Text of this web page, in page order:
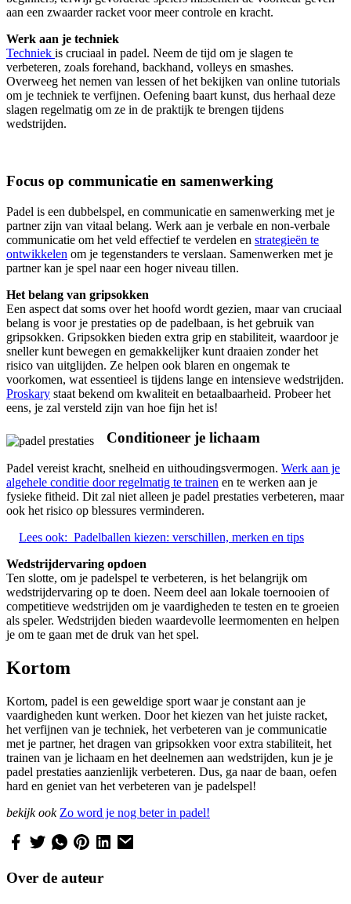
aan een zwaarder racket voor meer controle en kracht.
Werk aan je techniek
Techniek is cruciaal in padel. Neem de tijd om je slagen te
verbeteren, zoals forehand, backhand, volleys en smashes.
Overweeg het nemen van lessen of het bekijken van online tutorials
om je techniek te verfijnen. Oefening baart kunst, dus herhaal deze
slagen regelmatig om ze in de praktijk te brengen tijdens
wedstrijden.
Focus op communicatie en samenwerking
Padel is een dubbelspel, en communicatie en samenwerking met je
partner zijn van vitaal belang. Werk aan je verbale en non-verbale
communicatie om het veld effectief te verdelen en strategieën te
ontwikkelen om je tegenstanders te verslaan. Samenwerken met je
partner kan je spel naar een hoger niveau tillen.
Het belang van gripsokken
Een aspect dat soms over het hoofd wordt gezien, maar van cruciaal
belang is voor je prestaties op de padelbaan, is het gebruik van
gripsokken. Gripsokken bieden extra grip en stabiliteit, waardoor je
sneller kunt bewegen en gemakkelijker kunt draaien zonder het
risico van uitglijden. Ze helpen ook blaren en ongemak te
voorkomen, wat essentieel is tijdens lange en intensieve wedstrijden.
Proskary staat bekend om kwaliteit en betaalbaarheid. Probeer het
eens, je zal versteld zijn van hoe fijn het is!
Conditioneer je lichaam
Padel vereist kracht, snelheid en uithoudingsvermogen. Werk aan je
algehele conditie door regelmatig te trainen en te werken aan je
fysieke fitheid. Dit zal niet alleen je padel prestaties verbeteren, maar
ook het risico op blessures verminderen.
Lees ook: Padelballen kiezen: verschillen, merken en tips
Wedstrijdervaring opdoen
Ten slotte, om je padelspel te verbeteren, is het belangrijk om
wedstrijdervaring op te doen. Neem deel aan lokale toernooien of
competitieve wedstrijden om je vaardigheden te testen en te groeien
als speler. Wedstrijden bieden waardevolle leermomenten en helpen
je om te gaan met de druk van het spel.
Kortom
Kortom, padel is een geweldige sport waar je constant aan je
vaardigheden kunt werken. Door het kiezen van het juiste racket,
het verfijnen van je techniek, het verbeteren van je communicatie
met je partner, het dragen van gripsokken voor extra stabiliteit, het
trainen van je lichaam en het deelnemen aan wedstrijden, kun je je
padel prestaties aanzienlijk verbeteren. Dus, ga naar de baan, oefen
hard en geniet van het verbeteren van je padelspel!
bekijk ook Zo word je nog beter in padel!
Over de auteur